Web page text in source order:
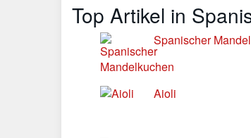
Top Artikel in
Spanischer
Aioli